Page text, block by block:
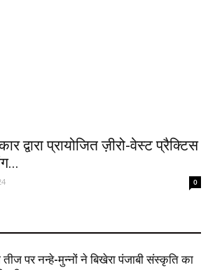
द्वारा प्रायोजित ज़ीरो-वेस्ट प्रैक्टिस
0
तीज पर नन्हे-मुन्नों ने बिखेरा पंजाबी संस्कृति का